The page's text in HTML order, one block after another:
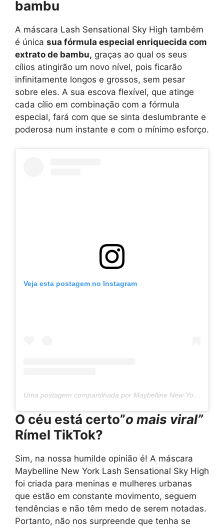
bambu
A máscara Lash Sensational Sky High também
é única sua fórmula especial enriquecida com
extrato de bambu, graças ao qual os seus
cílios atingirão um novo nível, pois ficarão
infinitamente longos e grossos, sem pesar
sobre eles. A sua escova flexível, que atinge
cada cílio em combinação com a fórmula
especial, fará com que se sinta deslumbrante e
poderosa num instante e com o mínimo esforço.
Veja esta postagem no Instagram
Uma postagem compartilhada por Maybelline New York (@maybelline)
O céu está certo”o mais viral”
Rímel TikTok?
Sim, na nossa humilde opinião é! A máscara
Maybelline New York Lash Sensational Sky High
foi criada para meninas e mulheres urbanas
que estão em constante movimento, seguem
tendências e não têm medo de serem notadas.
Portanto, não nos surpreende que tenha se